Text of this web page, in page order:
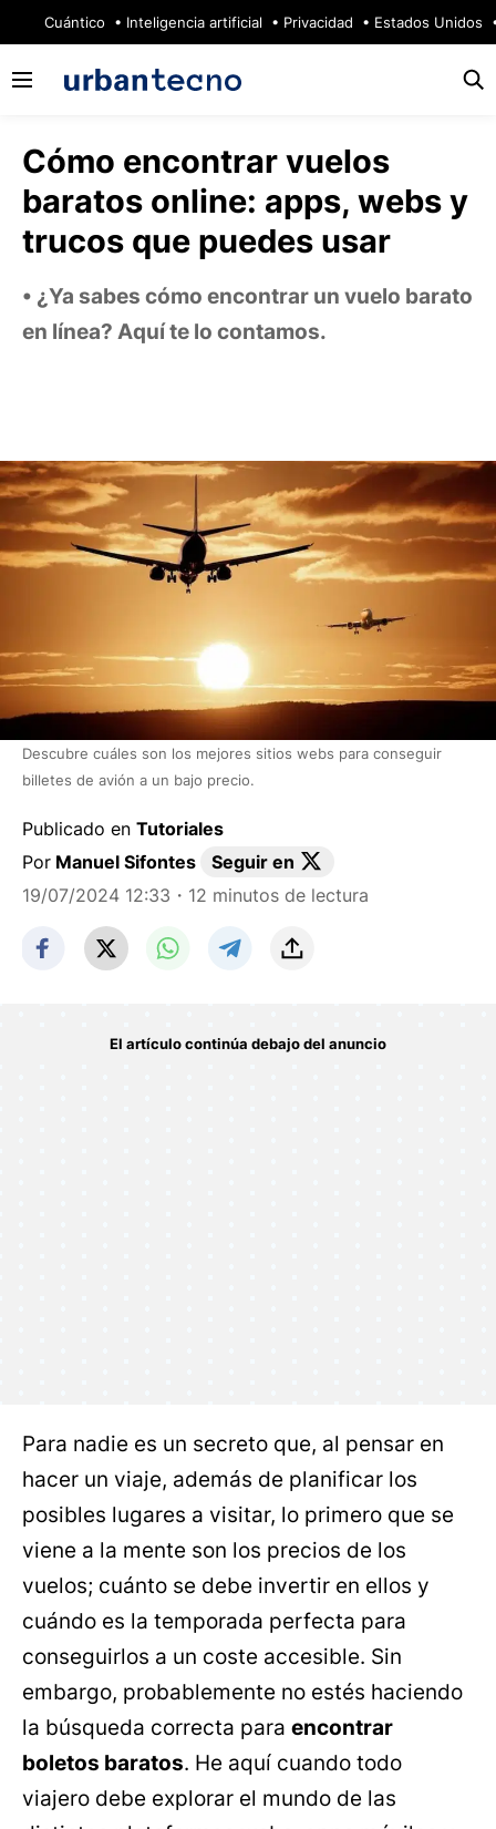
Cuántico Inteligencia artificial Privacidad Estados Unidos
Cómo encontrar vuelos
baratos online: apps, webs y
trucos que puedes usar
¿Ya sabes cómo encontrar un vuelo barato
en línea? Aquí te lo contamos.
Descubre cuáles son los mejores sitios webs para conseguir
billetes de avión a un bajo precio.
Publicado en Tutoriales
Por Manuel Sifontes
Seguir en
19/07/2024 12:33 ・12 minutos de lectura
Para nadie es un secreto que, al pensar en
hacer un viaje, además de planificar los
posibles lugares a visitar, lo primero que se
viene a la mente son los precios de los
vuelos; cuánto se debe invertir en ellos y
cuándo es la temporada perfecta para
conseguirlos a un coste accesible. Sin
embargo, probablemente no estés haciendo
la búsqueda correcta para encontrar
boletos baratos. He aquí cuando todo
viajero debe explorar el mundo de las